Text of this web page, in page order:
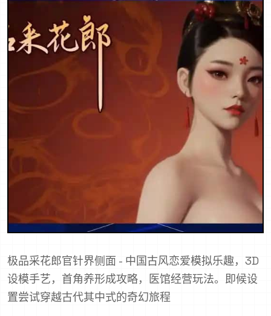
极品采花郎官针界侧面 - 中国古风恋爱模拟乐趣，3D
设模手艺，首角养形成攻略，医馆经营玩法。即候设
置尝试穿越古代其中式的奇幻旅程